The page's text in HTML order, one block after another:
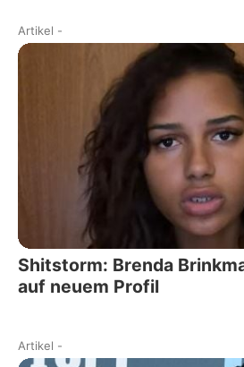
Artikel -
Shitstorm: Brenda
auf neuem Profil
Artikel -